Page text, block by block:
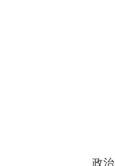
政治